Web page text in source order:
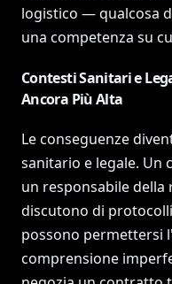
logistico — qualcosa
una competenza su
Contesti Sanitari e
Ancora Più Alta
Le conseguenze
sanitario e legale. Un
un responsabile della
discutono di
possono permettersi
comprensione